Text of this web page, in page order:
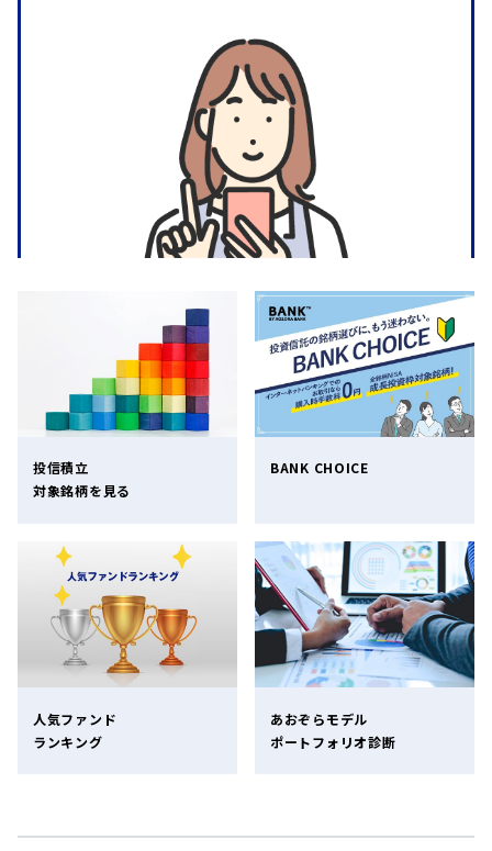
投信積立
対象銘柄を見る
BANK CHOICE
人気ファンド
ランキング
あおぞらモデル
ポートフォリオ診断